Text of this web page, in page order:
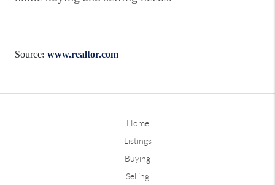
Source: www.realtor.com
Home
Listings
Buying
Selling